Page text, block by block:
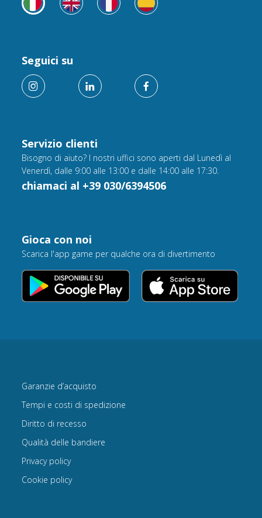
Servizio clienti
Bisogno di aiuto? I nostri uffici sono aperti dal Lunedì al
Venerdì, dalle 9:00 alle 13:00 e dalle 14:00 alle 17:30.
chiamaci al +39 030/6394506
Seguici su
Gioca con noi
Scarica l'app game per qualche ora di divertimento
Garanzie d’acquisto
Tempi e costi di spedizione
Diritto di recesso
Qualità delle bandiere
Privacy policy
Cookie policy